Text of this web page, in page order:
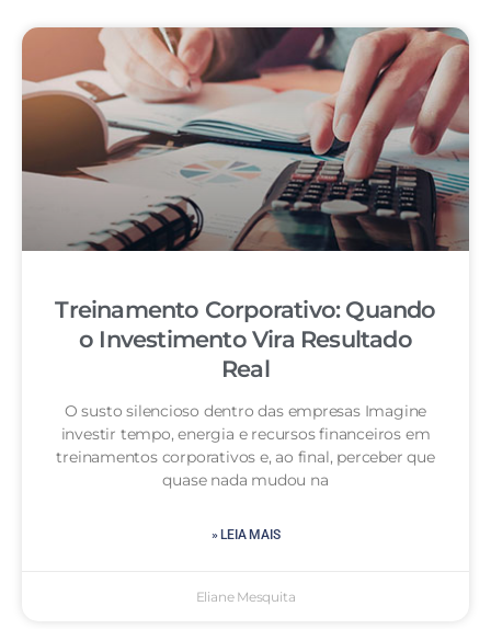
Treinamento Corporativo: Quando
o Investimento Vira Resultado
Real
O susto silencioso dentro das empresas Imagine
investir tempo, energia e recursos financeiros em
treinamentos corporativos e, ao final, perceber que
quase nada mudou na
» LEIA MAIS
Eliane Mesquita